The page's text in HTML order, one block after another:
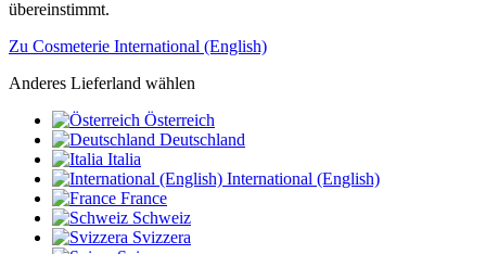
übereinstimmt.
Zu Cosmeterie International (English)
Anderes Lieferland wählen
Österreich
Deutschland
Italia
International (English)
France
Schweiz
Svizzera